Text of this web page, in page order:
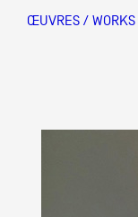
ŒUVRES / WORKS